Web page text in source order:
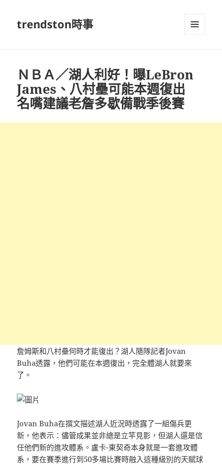
trendston時事
ＮＢＡ／湖人利好！曝LeBron
James、八村壘可能本週復出
名嘴建議老詹多歇備戰季後賽
詹姆斯和八村壘何時才能復出？湖人隨隊記者Jovan
Buha透露，他們可能在本週復出，完全體湖人就要來
了。
Jovan Buha在撰文描述湖人近況時透露了一組傷兵更
新，他表示：儘管成果並非總是立竿見影，但湖人還是信
任他們新的進攻體系。盧卡-東契奇本身就是一套進攻體
系，要在賽季進行到50多場比賽時融入這種級別的天賦球